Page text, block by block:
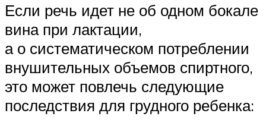
Если речь идет не об одном бокале
вина при лактации,
а о систематическом потреблении
внушительных объемов спиртного,
это может повлечь следующие
последствия для грудного ребенка: